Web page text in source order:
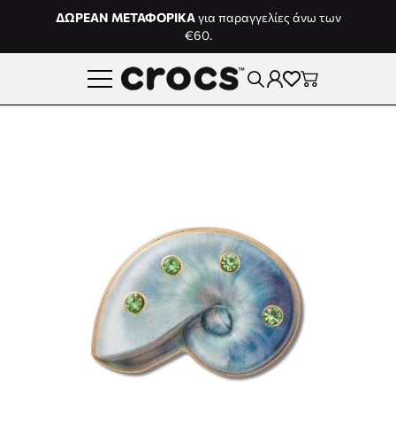
Μετάβαση στο περιεχόμενο
ΔΩΡΕΑΝ ΜΕΤΑΦΟΡΙΚΑγια παραγγελίες άνω των
€60.